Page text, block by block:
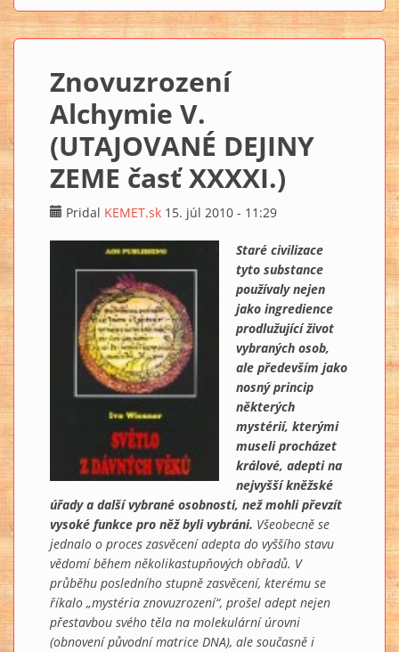
Znovuzrození
Alchymie V.
(UTAJOVANÉ DEJINY
ZEME časť XXXXI.)
Pridal KEMET.sk 15. júl 2010 - 11:29
Staré civilizace
tyto substance
používaly nejen
jako ingredience
prodlužující život
vybraných osob,
ale především jako
nosný princip
některých
mystérií, kterými
museli procházet
králové, adepti na
nejvyšší kněžské
úřady a další vybrané osobnosti, než mohli převzít
vysoké funkce pro něž byli vybráni. Všeobecně se
jednalo o proces zasvěcení adepta do vyššího stavu
vědomí během několikastupňových obřadů. V
průběhu posledního stupně zasvěcení, kterému se
říkalo „mystéria znovuzrození“, prošel adept nejen
přestavbou svého těla na molekulární úrovni
(obnovení původní matrice DNA), ale současně i